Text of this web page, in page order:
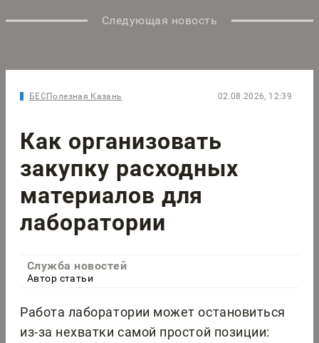
Следующая новость
БЕСПолезная Казань 02.08.2026, 12:39
Как организовать
закупку расходных
материалов для
лаборатории
Служба новостей
Автор статьи
Работа лаборатории может остановиться
из-за нехватки самой простой позиции: